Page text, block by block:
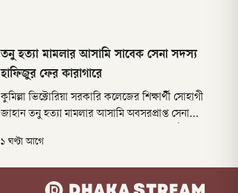
তনু হত্যা মামলার আসামি সাবেক সেনা সদস্য
হাফিজুর ফের কারাগারে
কুমিল্লা ভিক্টোরিয়া সরকারি কলেজের শিক্ষার্থী সোহাগী
জাহান তনু হত্যা মামলার আসামি অবসরপ্রাপ্ত সেনা
হয়েছে।
১ ঘণ্টা আগে